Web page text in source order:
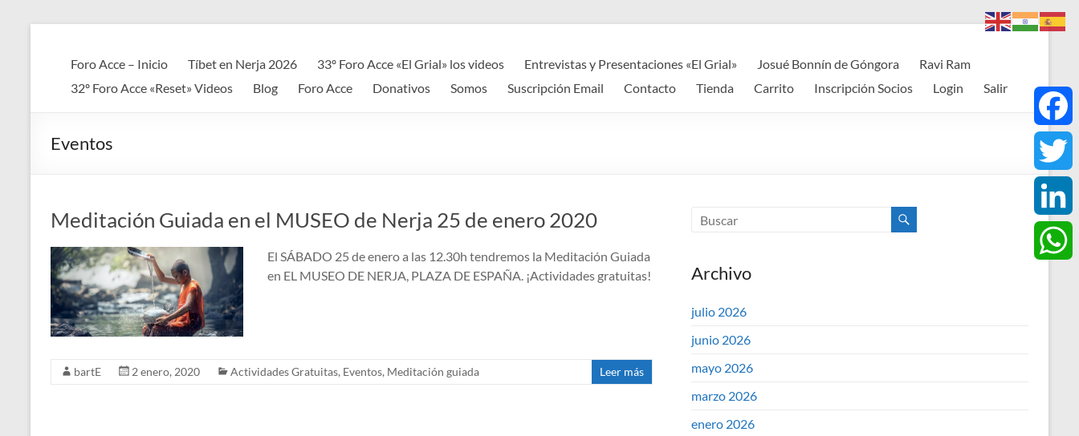
contenidoForo
ACCE
+
+
Espiritualidad
Foro Acce – Inicio Tíbet en Nerja 2026 33º Foro Acce «El Grial» los videos Entrevistas y Presentaciones «El Grial» Josué Bonnín de Góngora
Ravi Ram
32º Foro Acce «Reset» Videos
Blog Foro Acce Donativos Somos Suscripción Email Contacto Tienda Carrito Inscripción Socios Login Salir
Eventos
Meditación Guiada en el MUSEO de Nerja 25 de enero 2020
El SÁBADO 25 de enero a las 12.30h tendremos la Meditación Guiada
en EL MUSEO DE NERJA, PLAZA DE ESPAÑA. ¡Actividades gratuitas!
bartE 2 enero, 2020 Actividades Gratuitas, Eventos, Meditación guiada Leer más
Archivo
julio 2026
junio 2026
mayo 2026
marzo 2026
enero 2026
F
a
c
e
T
w
L